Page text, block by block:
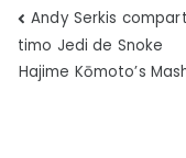
de
Andy Serkis
timo Jedi de Snoke
Hajime Kōmoto’s